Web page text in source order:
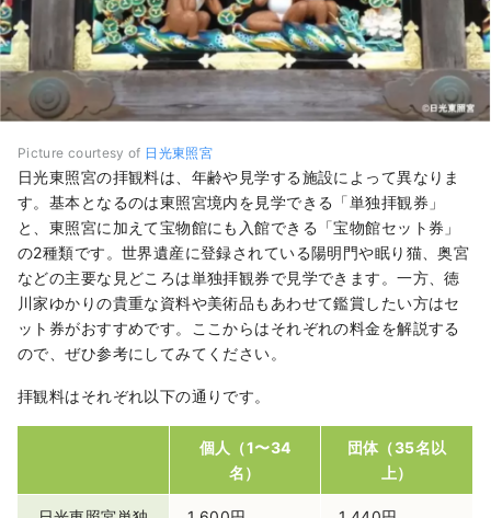
Picture courtesy of 日光東照宮
日光東照宮の拝観料は、年齢や見学する施設によって異なりま
す。基本となるのは東照宮境内を見学できる「単独拝観券」
と、東照宮に加えて宝物館にも入館できる「宝物館セット券」
の2種類です。世界遺産に登録されている陽明門や眠り猫、奥宮
などの主要な見どころは単独拝観券で見学できます。一方、徳
川家ゆかりの貴重な資料や美術品もあわせて鑑賞したい方はセ
ット券がおすすめです。ここからはそれぞれの料金を解説する
ので、ぜひ参考にしてみてください。
拝観料はそれぞれ以下の通りです。
個人（1〜34
名）
団体（35名以
上）